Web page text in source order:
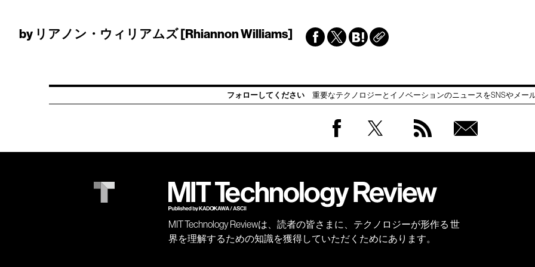
by リアノン・ウィリアムズ [Rhiannon Williams]
フォローしてください 重要なテクノロジーとイノベーションのニュースをSNSやメー
会員
MIT Technology Reviewは、読者の皆さまに、テクノロジーが形作る 世
界を理解するための知識を獲得していただくためにあります。